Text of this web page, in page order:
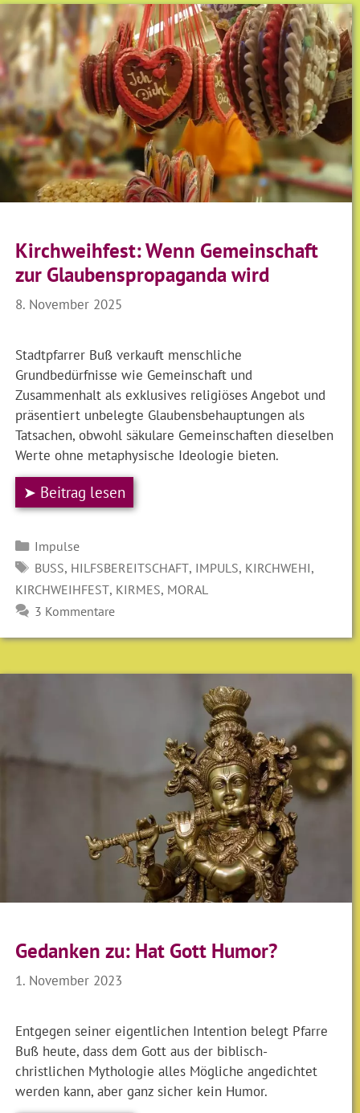
Kirchweihfest: Wenn Gemeinschaft
zur Glaubenspropaganda wird
8. November 2025
Stadtpfarrer Buß verkauft menschliche
Grundbedürfnisse wie Gemeinschaft und
Zusammenhalt als exklusives religiöses Angebot und
präsentiert unbelegte Glaubensbehauptungen als
Tatsachen, obwohl säkulare Gemeinschaften dieselben
Werte ohne metaphysische Ideologie bieten.
➤ Beitrag lesen
Kategorien
Impulse
SCHLAGWÖRTER
BUSS , HILFSBEREITSCHAFT, IMPULS, KIRCHWEHI,
KIRCHWEIHFEST, KIRMES, MORAL
3 Kommentare
Gedanken zu: Hat Gott Humor?
1. November 2023
Entgegen seiner eigentlichen Intention belegt Pfarre
Buß heute, dass dem Gott aus der biblisch-
christlichen Mythologie alles Mögliche angedichtet
werden kann, aber ganz sicher kein Humor.